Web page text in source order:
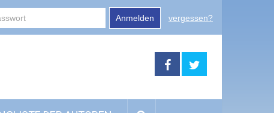
Anmelden vergessen?